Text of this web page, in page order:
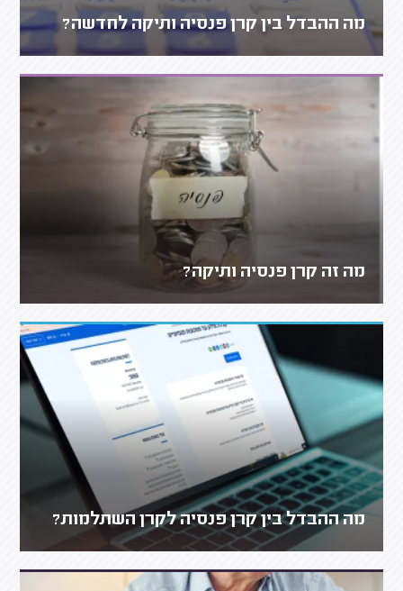
מה ההבדל בין קרן פנסיה ותיקה לחדשה?
מה זה קרן פנסיה ותיקה?
מה ההבדל בין קרן פנסיה לקרן השתלמות?